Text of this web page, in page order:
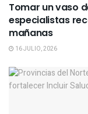
Tomar un vaso
especialistas
mañanas
16 JULIO, 2026